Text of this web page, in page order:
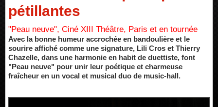
pétillantes
"Peau neuve", Ciné XIII Théâtre, Paris et en tournée
Avec la bonne humeur accrochée en bandoulière et le
sourire affiché comme une signature, Lili Cros et Thierry
Chazelle, dans une harmonie en habit de duettiste, font
"Peau neuve" pour unir leur poétique et charmeuse
fraîcheur en un vocal et musical duo de music-hall.